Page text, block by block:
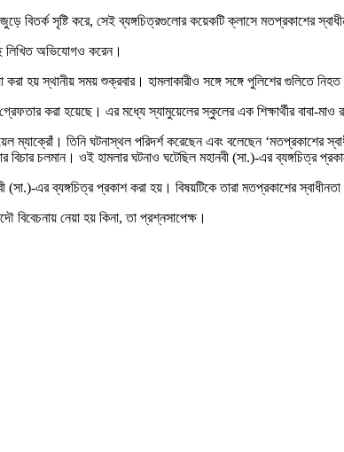
বিতর্ক সৃষ্টি করে, সেই ব্যঙ্গচিত্রগুলোর কয়েকটি ক্লাসে মতপ্রকাশের
লিখিত অভিযোগও করেন।
হয় স্থানীয় সময় শুক্রবার। হামলাকারীও সঙ্গে সঙ্গে পুলিশের গুলিতে
করা হয়েছে। এর মধ্যে স্যামুয়েলের স্কুলের এক শিক্ষার্থীর বাবা-মাও
ম্যাক্রোঁ। তিনি ঘটনাস্থল পরিদর্শ করেছেন এবং বলেছেন ‘মতপ্রকাশের
চলমান। ওই হামলার ঘটনাও ঘটেছিল মহানবী (সা.)-এর ব্যঙ্গচিত্র
(সা.)-এর ব্যঙ্গচিত্র প্রকাশ করা হয়। বিষয়টিকে তারা মতপ্রকাশের
নেয়া হয় কিনা, তা প্রশ্নসাপেক্ষ।